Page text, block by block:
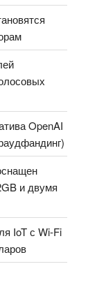
OpenAI
и двумя
IoT с Wi-Fi